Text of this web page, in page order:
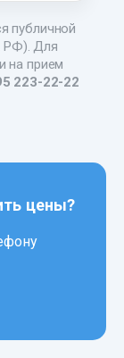
публичной
РФ). Для
на прием
223-22-22
цены?